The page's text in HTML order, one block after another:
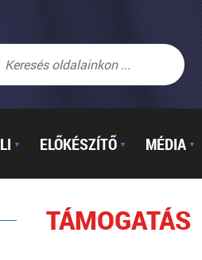
▼ ELŐKÉSZÍTŐ ▼ MÉDIA ▼
TÁMOGATÁS